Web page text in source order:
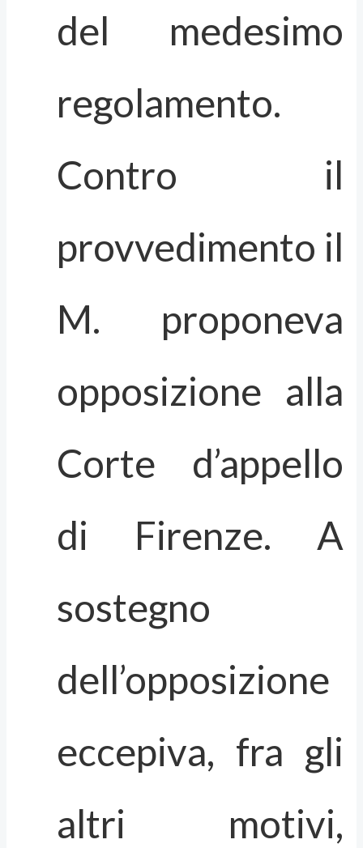
del medesimo
regolamento.
Contro il
provvedimento il
M. proponeva
opposizione alla
Corte d’appello
di Firenze. A
sostegno
dell’opposizione
eccepiva, fra gli
altri motivi,